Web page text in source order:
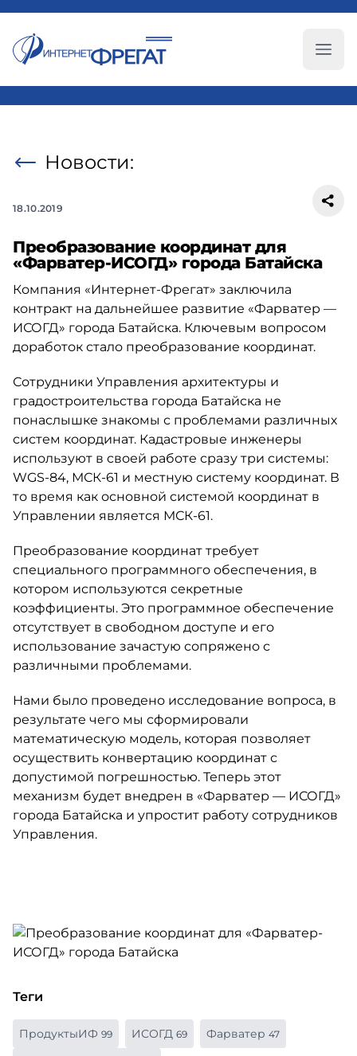
Новости:
18.10.2019
Преобразование координат для
«Фарватер-ИСОГД» города Батайска
Компания «Интернет-Фрегат» заключила
контракт на дальнейшее развитие «Фарватер —
ИСОГД» города Батайска. Ключевым вопросом
доработок стало преобразование координат.
Сотрудники Управления архитектуры и
градостроительства города Батайска не
понаслышке знакомы с проблемами различных
систем координат. Кадастровые инженеры
используют в своей работе сразу три системы:
WGS-84, МСК-61 и местную систему координат. В
то время как основной системой координат в
Управлении является МСК-61.
Преобразование координат требует
специального программного обеспечения, в
котором используются секретные
коэффициенты. Это программное обеспечение
отсутствует в свободном доступе и его
использование зачастую сопряжено с
различными проблемами.
Нами было проведено исследование вопроса, в
результате чего мы сформировали
математическую модель, которая позволяет
осуществить конвертацию координат с
допустимой погрешностью. Теперь этот
механизм будет внедрен в «Фарватер — ИСОГД»
города Батайска и упростит работу сотрудников
Управления.
Теги
ПродуктыИФ 99 ИСОГД 69 Фарватер 47